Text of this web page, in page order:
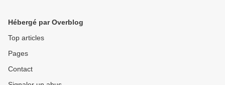
Hébergé par Overblog
Top articles
Pages
Contact